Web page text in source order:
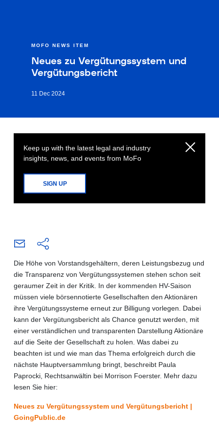
MOFO NEWS ITEM
Neues zu Vergütungssystem und
Vergütungsbericht
11 Dec 2024
Keep up with the latest legal and industry
insights, news, and events from MoFo
SIGN UP
Die Höhe von Vorstandsgehältern, deren Leistungsbezug und
die Transparenz von Vergütungssystemen stehen schon seit
geraumer Zeit in der Kritik. In der kommenden HV-Saison
müssen viele börsennotierte Gesellschaften den Aktionären
ihre Vergütungssysteme erneut zur Billigung vorlegen. Dabei
kann der Vergütungsbericht als Chance genutzt werden, mit
einer verständlichen und transparenten Darstellung Aktionäre
auf die Seite der Gesellschaft zu holen. Was dabei zu
beachten ist und wie man das Thema erfolgreich durch die
nächste Hauptversammlung bringt, beschreibt Paula
Paprocki, Rechtsanwältin bei Morrison Foerster. Mehr dazu
lesen Sie hier:
Neues zu Vergütungssystem und Vergütungsbericht |
GoingPublic.de